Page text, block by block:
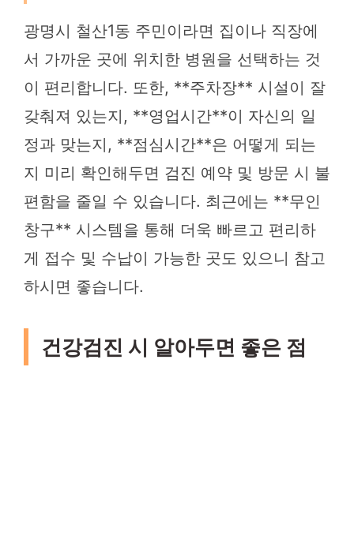
광명시 철산1동 주민이라면 집이나 직장에
서 가까운 곳에 위치한 병원을 선택하는 것
이 편리합니다. 또한, **주차장** 시설이 잘
갖춰져 있는지, **영업시간**이 자신의 일
정과 맞는지, **점심시간**은 어떻게 되는
지 미리 확인해두면 검진 예약 및 방문 시 불
편함을 줄일 수 있습니다. 최근에는 **무인
창구** 시스템을 통해 더욱 빠르고 편리하
게 접수 및 수납이 가능한 곳도 있으니 참고
하시면 좋습니다.
건강검진 시 알아두면 좋은 점